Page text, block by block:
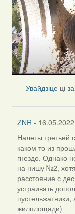
Увайдзіце ці
ZNR -
In
reply
to
by
Harrier
Налеты третьей
каком то из
гнездо. Однако
на нишу №2,
расстояние с
устраивать
жилплощади)